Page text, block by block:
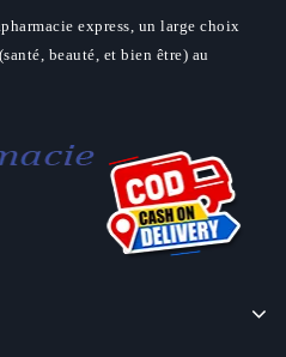
express, un large choix
beauté, et bien être) au